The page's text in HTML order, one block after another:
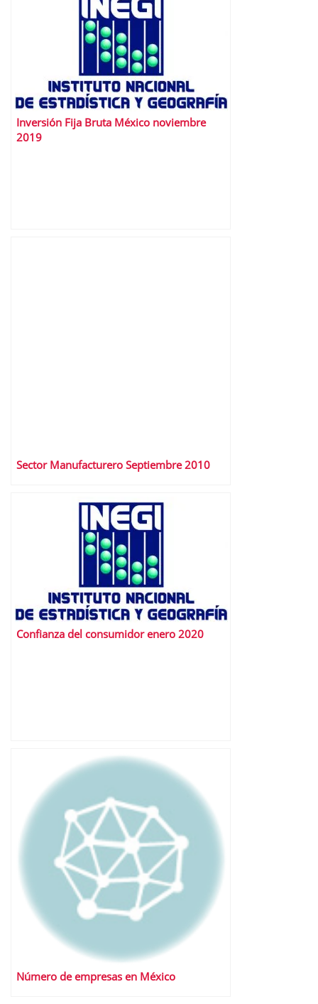
Inversión Fija Bruta México noviembre
2019
Sector Manufacturero Septiembre 2010
Confianza del consumidor enero 2020
Número de empresas en México